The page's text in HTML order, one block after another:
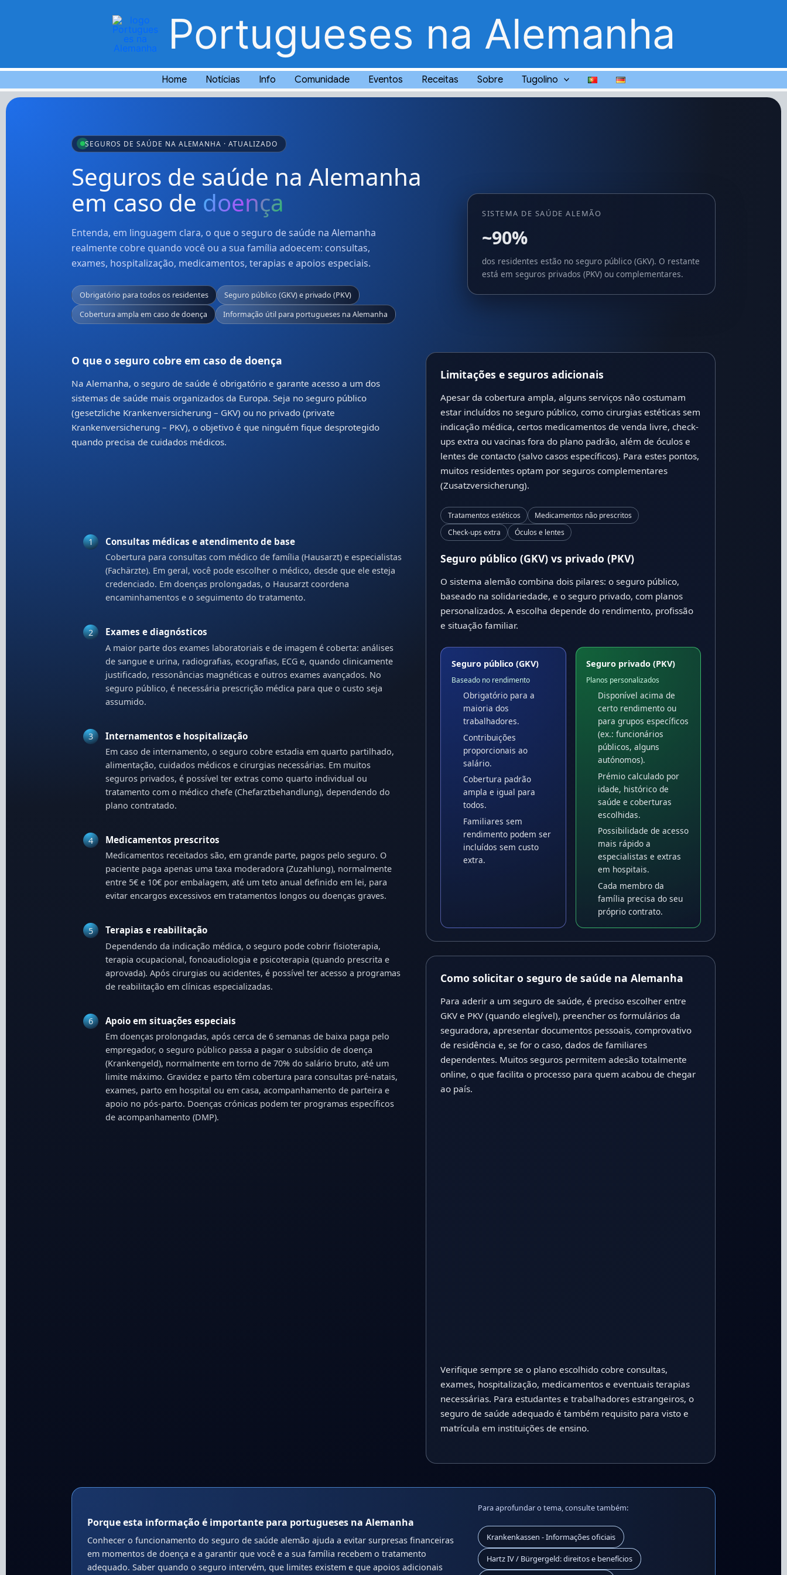
Portugueses na Alemanha
Home Notícias Info Comunidade Eventos Receitas Sobre Tugolino
SEGUROS DE SAÚDE NA ALEMANHA · ATUALIZADO
Seguros de saúde na Alemanha
em caso de doença
Entenda, em linguagem clara, o que o seguro de saúde na Alemanha
realmente cobre quando você ou a sua família adoecem: consultas,
exames, hospitalização, medicamentos, terapias e apoios especiais.
Obrigatório para todos os residentes
Seguro público (GKV) e privado (PKV)
Cobertura ampla em caso de doença
Informação útil para portugueses na Alemanha
SISTEMA DE SAÚDE ALEMÃO
~90%
dos residentes estão no seguro público (GKV). O restante
está em seguros privados (PKV) ou complementares.
O que o seguro cobre em caso de doença
Na Alemanha, o seguro de saúde é obrigatório e garante acesso a um dos
sistemas de saúde mais organizados da Europa. Seja no seguro público
(gesetzliche Krankenversicherung – GKV) ou no privado (private
Krankenversicherung – PKV), o objetivo é que ninguém fique desprotegido
quando precisa de cuidados médicos.
1 Consultas médicas e atendimento de base
Cobertura para consultas com médico de família (Hausarzt) e especialistas
(Fachärzte). Em geral, você pode escolher o médico, desde que ele esteja
credenciado. Em doenças prolongadas, o Hausarzt coordena
encaminhamentos e o seguimento do tratamento.
2 Exames e diagnósticos
A maior parte dos exames laboratoriais e de imagem é coberta: análises
de sangue e urina, radiografias, ecografias, ECG e, quando clinicamente
justificado, ressonâncias magnéticas e outros exames avançados. No
seguro público, é necessária prescrição médica para que o custo seja
assumido.
3 Internamentos e hospitalização
Em caso de internamento, o seguro cobre estadia em quarto partilhado,
alimentação, cuidados médicos e cirurgias necessárias. Em muitos
seguros privados, é possível ter extras como quarto individual ou
tratamento com o médico chefe (Chefarztbehandlung), dependendo do
plano contratado.
4 Medicamentos prescritos
Medicamentos receitados são, em grande parte, pagos pelo seguro. O
paciente paga apenas uma taxa moderadora (Zuzahlung), normalmente
entre 5€ e 10€ por embalagem, até um teto anual definido em lei, para
evitar encargos excessivos em tratamentos longos ou doenças graves.
5 Terapias e reabilitação
Dependendo da indicação médica, o seguro pode cobrir fisioterapia,
terapia ocupacional, fonoaudiologia e psicoterapia (quando prescrita e
aprovada). Após cirurgias ou acidentes, é possível ter acesso a programas
de reabilitação em clínicas especializadas.
6 Apoio em situações especiais
Em doenças prolongadas, após cerca de 6 semanas de baixa paga pelo
empregador, o seguro público passa a pagar o subsídio de doença
(Krankengeld), normalmente em torno de 70% do salário bruto, até um
limite máximo. Gravidez e parto têm cobertura para consultas pré-natais,
exames, parto em hospital ou em casa, acompanhamento de parteira e
apoio no pós-parto. Doenças crónicas podem ter programas específicos
de acompanhamento (DMP).
Limitações e seguros adicionais
Apesar da cobertura ampla, alguns serviços não costumam
estar incluídos no seguro público, como cirurgias estéticas sem
indicação médica, certos medicamentos de venda livre, check-
ups extra ou vacinas fora do plano padrão, além de óculos e
lentes de contacto (salvo casos específicos). Para estes pontos,
muitos residentes optam por seguros complementares
(Zusatzversicherung).
Tratamentos estéticos
Medicamentos não prescritos
Check-ups extra
Óculos e lentes
Seguro público (GKV) vs privado (PKV)
O sistema alemão combina dois pilares: o seguro público,
baseado na solidariedade, e o seguro privado, com planos
personalizados. A escolha depende do rendimento, profissão
e situação familiar.
Seguro público (GKV)
Baseado no rendimento
Obrigatório para a
maioria dos
trabalhadores.
Contribuições
proporcionais ao
salário.
Cobertura padrão
ampla e igual para
todos.
Familiares sem
rendimento podem ser
incluídos sem custo
extra.
Seguro privado (PKV)
Planos personalizados
Disponível acima de
certo rendimento ou
para grupos específicos
(ex.: funcionários
públicos, alguns
autónomos).
Prémio calculado por
idade, histórico de
saúde e coberturas
escolhidas.
Possibilidade de acesso
mais rápido a
especialistas e extras
em hospitais.
Cada membro da
família precisa do seu
próprio contrato.
Como solicitar o seguro de saúde na Alemanha
Para aderir a um seguro de saúde, é preciso escolher entre
GKV e PKV (quando elegível), preencher os formulários da
seguradora, apresentar documentos pessoais, comprovativo
de residência e, se for o caso, dados de familiares
dependentes. Muitos seguros permitem adesão totalmente
online, o que facilita o processo para quem acabou de chegar
ao país.
Verifique sempre se o plano escolhido cobre consultas,
exames, hospitalização, medicamentos e eventuais terapias
necessárias. Para estudantes e trabalhadores estrangeiros, o
seguro de saúde adequado é também requisito para visto e
matrícula em instituições de ensino.
Porque esta informação é importante para portugueses na Alemanha
Conhecer o funcionamento do seguro de saúde alemão ajuda a evitar surpresas financeiras
em momentos de doença e a garantir que você e a sua família recebem o tratamento
adequado. Saber quando o seguro intervém, que limites existem e que apoios adicionais
Para aprofundar o tema, consulte também:
Krankenkassen - Informações oficiais
Hartz IV / Bürgergeld: direitos e benefícios